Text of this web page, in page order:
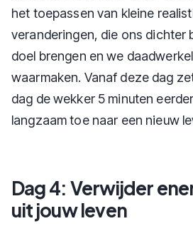
het toepassen van kleine
veranderingen, die ons dichter
doel brengen en we
waarmaken. Vanaf deze dag
dag de wekker 5 minuten
langzaam toe naar een nieuw
Dag 4: Verwijder
uit jouw leven